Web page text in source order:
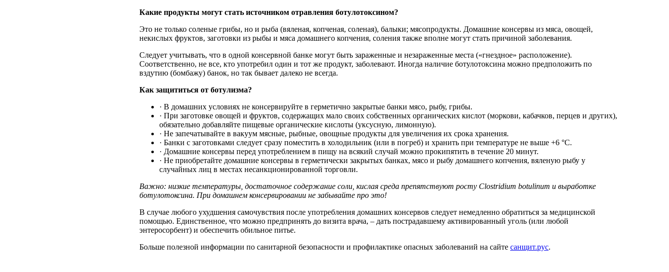
Какие продукты могут стать источником отравления ботулотоксином?
Это не только соленые грибы, но и рыба (вяленая, копченая, соленая), балыки; мясопродукты. Домашние консервы из мяса, овощей,
некислых фруктов, заготовки из рыбы и мяса домашнего копчения, соления также вполне могут стать причиной заболевания.
Следует учитывать, что в одной консервной банке могут быть зараженные и незараженные места («гнездное» расположение).
Соответственно, не все, кто употребил один и тот же продукт, заболевают. Иногда наличие ботулотоксина можно предположить по
вздутию (бомбажу) банок, но так бывает далеко не всегда.
Как защититься от ботулизма?
· В домашних условиях не консервируйте в герметично закрытые банки мясо, рыбу, грибы.
· При заготовке овощей и фруктов, содержащих мало своих собственных органических кислот (моркови, кабачков, перцев и других),
обязательно добавляйте пищевые органические кислоты (уксусную, лимонную).
· Не запечатывайте в вакуум мясные, рыбные, овощные продукты для увеличения их срока хранения.
· Банки с заготовками следует сразу поместить в холодильник (или в погреб) и хранить при температуре не выше +6 °C.
· Домашние консервы перед употреблением в пищу на всякий случай можно прокипятить в течение 20 минут.
· Не приобретайте домашние консервы в герметически закрытых банках, мясо и рыбу домашнего копчения, вяленую рыбу у
случайных лиц в местах несанкционированной торговли.
Важно: низкие температуры, достаточное содержание соли, кислая среда препятствуют росту Clostridium botulinum и выработке
ботулотоксина. При домашнем консервировании не забывайте про это!
В случае любого ухудшения самочувствия после употребления домашних консервов следует немедленно обратиться за медицинской
помощью. Единственное, что можно предпринять до визита врача, – дать пострадавшему активированный уголь (или любой
энтеросорбент) и обеспечить обильное питье.
Больше полезной информации по санитарной безопасности и профилактике опасных заболеваний на сайте санщит.рус.